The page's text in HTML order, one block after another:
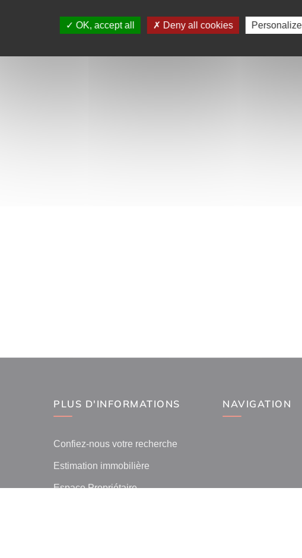
PLUS D'INFORMATIONS
Confiez-nous votre recherche
Estimation immobilière
Espace Propriétaire
NAVIGATION
OK, accept all Deny all cookies Personalize